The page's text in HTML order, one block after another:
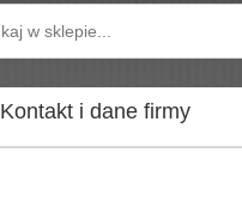
Kontakt i dane firmy